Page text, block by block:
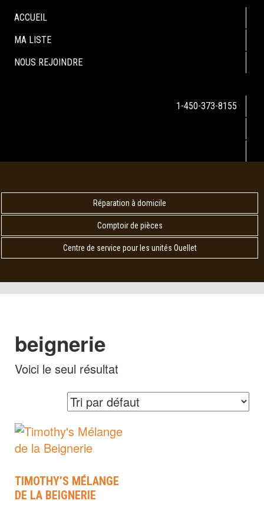
ACCUEIL
MA LISTE
NOUS REJOINDRE
1-450-373-8155
Réparation à domicile
Comptoir de pièces
Centre de service pour les unités Ouellet
beignerie
Voici le seul résultat
TIMOTHY’S MÉLANGE
DE LA BEIGNERIE